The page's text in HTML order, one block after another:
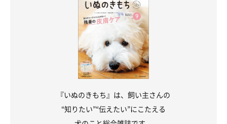
『いぬのきもち』は、飼い主さんの
“知りたい”“伝えたい”にこたえる